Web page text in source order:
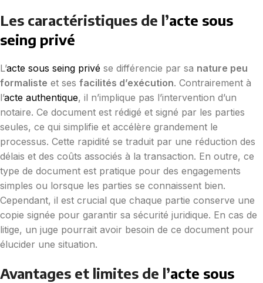
Les caractéristiques de l’acte sous
seing privé
L’acte sous seing privé se différencie par sa nature peu
formaliste et ses facilités d’exécution. Contrairement à
l’acte authentique, il n’implique pas l’intervention d’un
notaire. Ce document est rédigé et signé par les parties
seules, ce qui simplifie et accélère grandement le
processus. Cette rapidité se traduit par une réduction des
délais et des coûts associés à la transaction. En outre, ce
type de document est pratique pour des engagements
simples ou lorsque les parties se connaissent bien.
Cependant, il est crucial que chaque partie conserve une
copie signée pour garantir sa sécurité juridique. En cas de
litige, un juge pourrait avoir besoin de ce document pour
élucider une situation.
Avantages et limites de l’acte sous